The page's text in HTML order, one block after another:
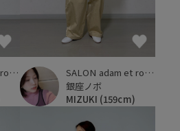
SALON adam et ropé
SALON adam et ropé
銀座ノボ
MIZUKI (159cm)